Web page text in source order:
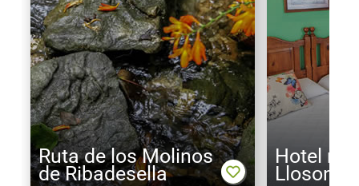
Ruta de los Molinos
de Ribadesella
Hotel
Llosona